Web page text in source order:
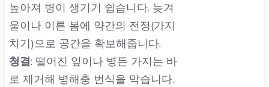
높아져 병이 생기기 쉽습니다. 늦겨
울이나 이른 봄에 약간의 전정(가지
치기)으로 공간을 확보해줍니다.
청결: 떨어진 잎이나 병든 가지는 바
로 제거해 병해충 번식을 막습니다.